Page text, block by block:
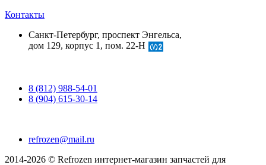
Контакты
Санкт-Петербург, проспект Энгельса,
дом 129, корпус 1, пом. 22-Н
8 (812) 988-54-01
8 (904) 615-30-14
refrozen@mail.ru
2014-2026 © Refrozen интернет-магазин запчастей для